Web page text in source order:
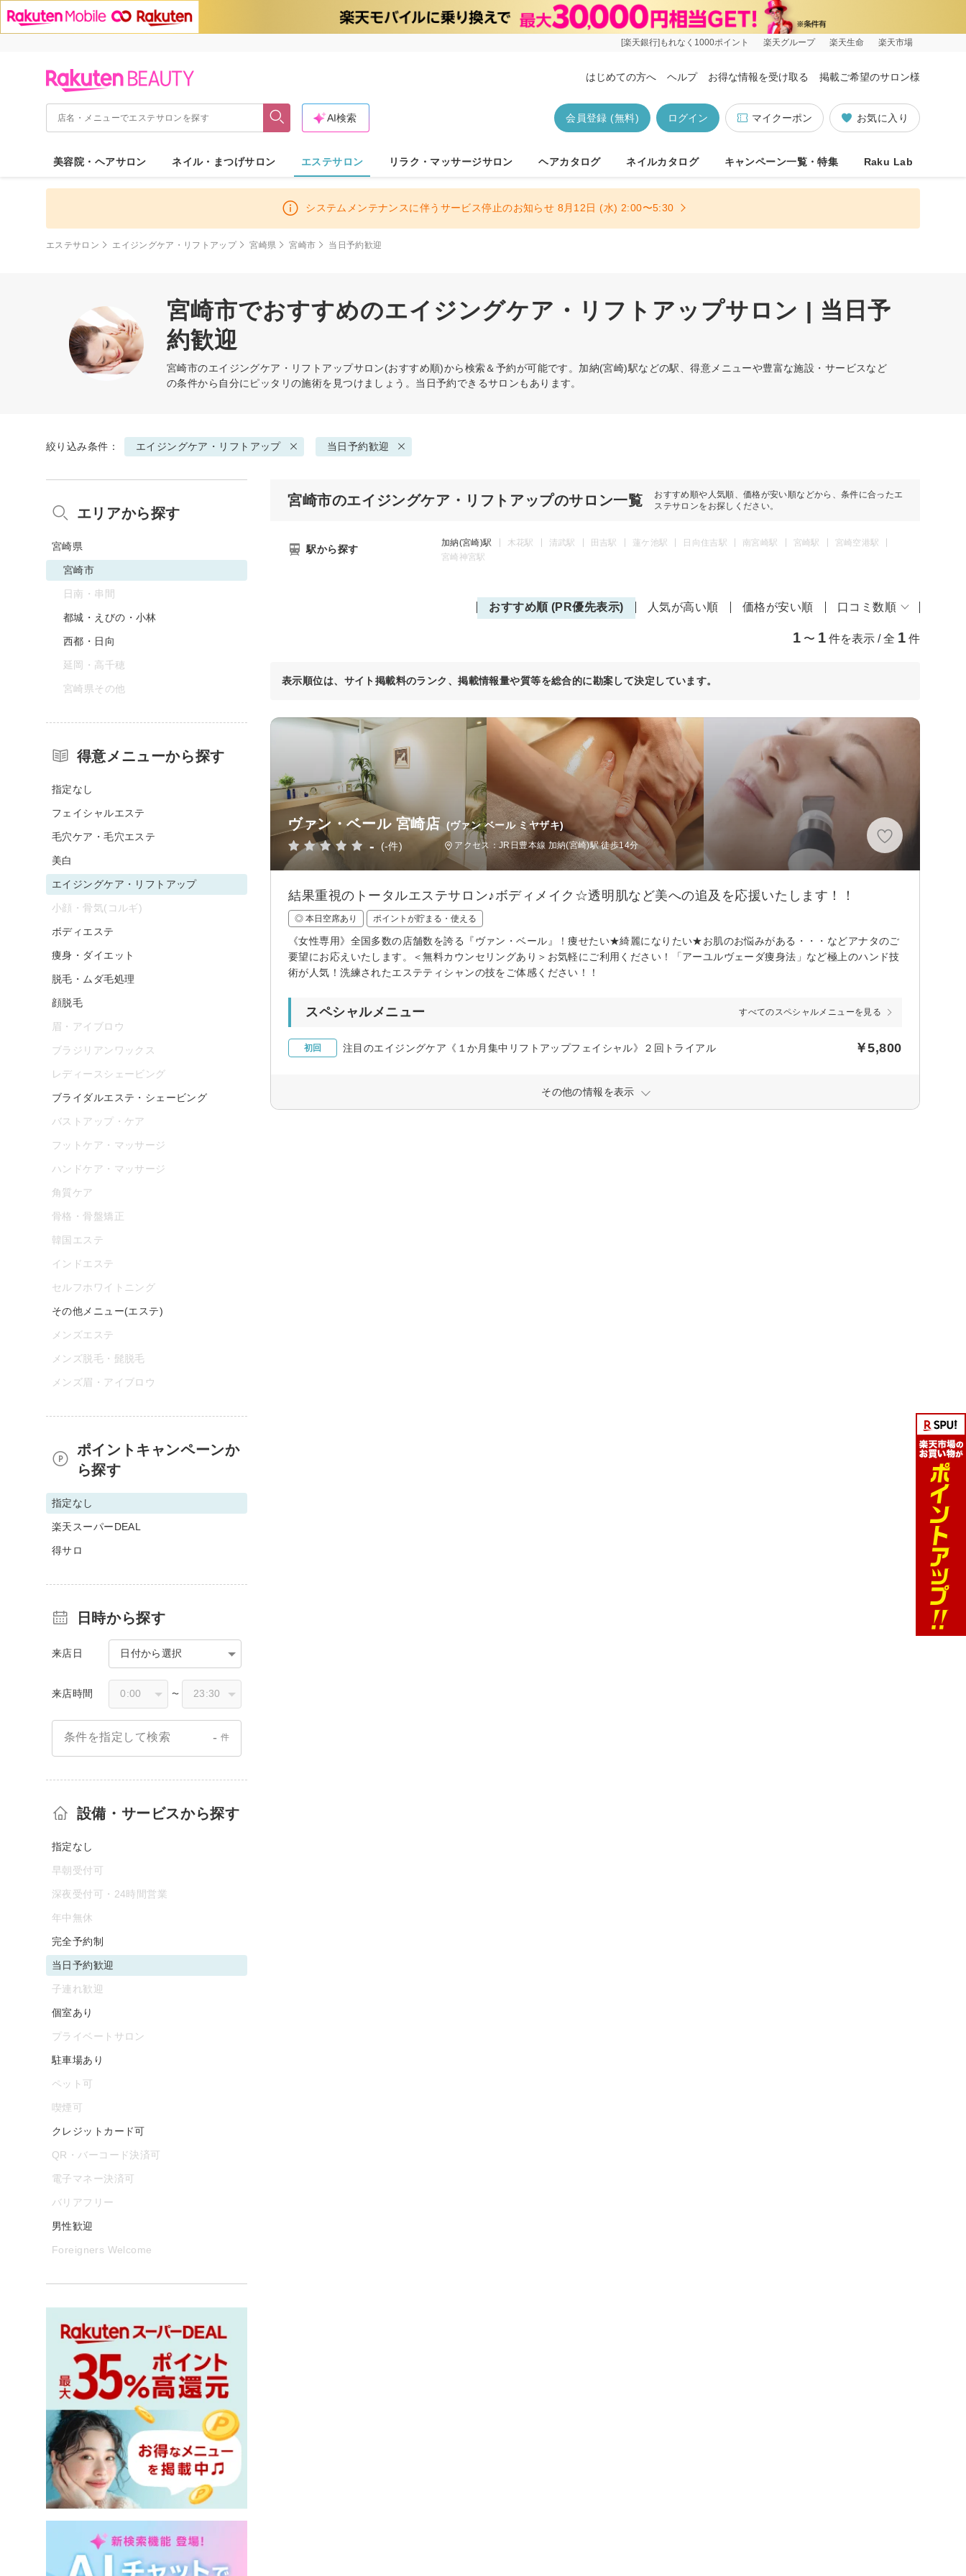
[楽天銀行]もれなく1000ポイント 楽天グループ 楽天生命 楽天市場
はじめての方へ ヘルプ お得な情報を受け取る 掲載ご希望のサロン様
お気に入り
マイクーポン
ログイン
会員登録 (無料)
AI検索
美容院・ヘアサロン ネイル・まつげサロン エステサロン リラク・マッサージサロン ヘアカタログ ネイルカタログ キャンペーン一覧・特集 Raku Lab
システムメンテナンスに伴うサービス停止のお知らせ 8月12日 (水) 2:00〜5:30
エステサロン エイジングケア・リフトアップ 宮崎県 宮崎市 当日予約歓迎
宮崎市でおすすめのエイジングケア・リフトアップサロン | 当日予
約歓迎
宮崎市のエイジングケア・リフトアップサロン(おすすめ順)から検索＆予約が可能です。加納(宮崎)駅などの駅、得意メニューや豊富な施設・サービスなど
の条件から自分にピッタリの施術を見つけましょう。当日予約できるサロンもあります。
絞り込み条件： エイジングケア・リフトアップ 当日予約歓迎
宮崎市のエイジングケア・リフトアップのサロン一覧
おすすめ順や人気順、価格が安い順などから、条件に合ったエ
ステサロンをお探しください。
駅から探す
加納(宮崎)駅 木花駅 清武駅 田吉駅 蓮ケ池駅 日向住吉駅 南宮崎駅 宮崎駅
宮崎空港駅
宮崎神宮駅
おすすめ順 (PR優先表示) 人気が高い順 価格が安い順 口コミ数順
1 〜 1 件を表示 / 全 1 件
表示順位は、サイト掲載料のランク、掲載情報量や質等を総合的に勘案して決定しています。
ヴァン・ベール 宮崎店 (ヴァン ベール ミヤザキ)
- (-件) アクセス：JR日豊本線 加納(宮崎)駅 徒歩14分
結果重視のトータルエステサロン♪ボディメイク☆透明肌など美への追及を応援いたします！！
◎ 本日空席あり ポイントが貯まる・使える
《女性専用》全国多数の店舗数を誇る『ヴァン・ベール』！痩せたい★綺麗になりたい★お肌のお悩みがある・・・などアナタのご
要望にお応えいたします。＜無料カウンセリングあり＞お気軽にご利用ください！「アーユルヴェーダ痩身法」など極上のハンド技
術が人気！洗練されたエステティシャンの技をご体感ください！！
スペシャルメニュー すべてのスペシャルメニューを見る
初回 注目のエイジングケア《１か月集中リフトアップフェイシャル》２回トライアル ￥5,800
その他の情報を表示
エリアから探す
宮崎県
宮崎市
日南・串間
都城・えびの・小林
西都・日向
延岡・高千穂
宮崎県その他
得意メニューから探す
指定なし
フェイシャルエステ
毛穴ケア・毛穴エステ
美白
エイジングケア・リフトアップ
小顔・骨気(コルギ)
ボディエステ
痩身・ダイエット
脱毛・ムダ毛処理
顔脱毛
眉・アイブロウ
ブラジリアンワックス
レディースシェービング
ブライダルエステ・シェービング
バストアップ・ケア
フットケア・マッサージ
ハンドケア・マッサージ
角質ケア
骨格・骨盤矯正
韓国エステ
インドエステ
セルフホワイトニング
その他メニュー(エステ)
メンズエステ
メンズ脱毛・髭脱毛
メンズ眉・アイブロウ
ポイントキャンペーンか
ら探す
指定なし
楽天スーパーDEAL
得サロ
日時から探す
来店日 日付から選択
来店時間 〜
条件を指定して検索 - 件
設備・サービスから探す
指定なし
早朝受付可
深夜受付可・24時間営業
年中無休
完全予約制
当日予約歓迎
子連れ歓迎
個室あり
プライベートサロン
駐車場あり
ペット可
喫煙可
クレジットカード可
QR・バーコード決済可
電子マネー決済可
バリアフリー
男性歓迎
Foreigners Welcome